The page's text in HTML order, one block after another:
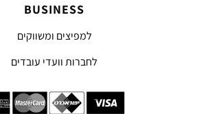
BUSINESS
למפיצים ומשווקים
לחברות וועדי עובדים